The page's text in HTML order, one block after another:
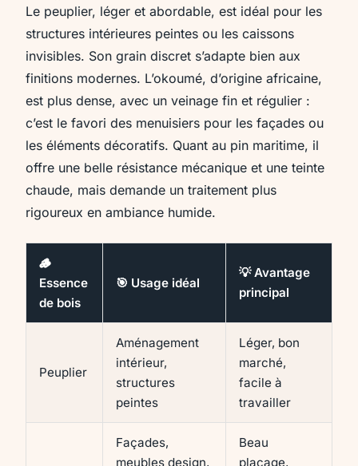
Le peuplier, léger et abordable, est idéal pour les
structures intérieures peintes ou les caissons
invisibles. Son grain discret s’adapte bien aux
finitions modernes. L’okoumé, d’origine africaine,
est plus dense, avec un veinage fin et régulier :
c’est le favori des menuisiers pour les façades ou
les éléments décoratifs. Quant au pin maritime, il
offre une belle résistance mécanique et une teinte
chaude, mais demande un traitement plus
rigoureux en ambiance humide.
🪵
Essence
de bois
🎯 Usage idéal
💡 Avantage
principal
Peuplier
Aménagement
intérieur,
structures
peintes
Léger, bon
marché,
facile à
travailler
Façades,
meubles design,
Beau
placage,